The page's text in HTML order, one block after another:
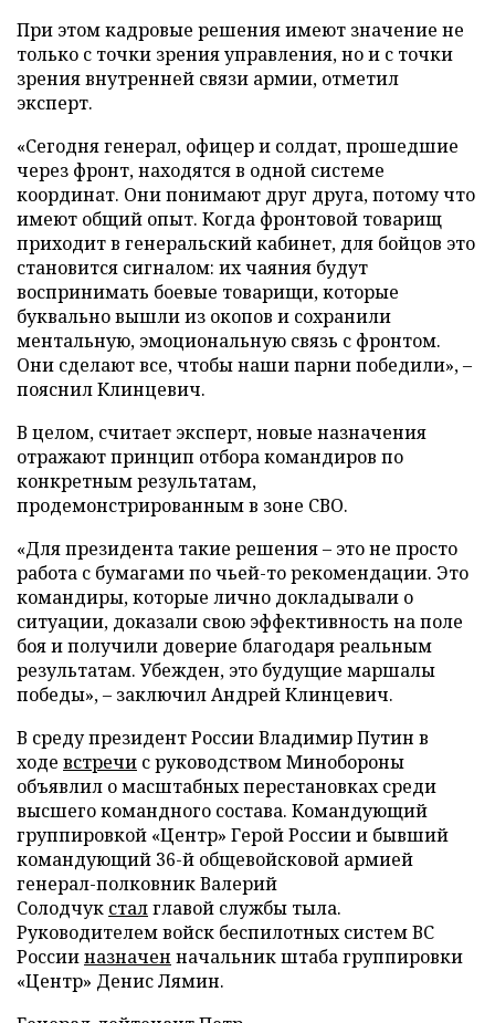
При этом кадровые решения имеют значение не
только с точки зрения управления, но и с точки
зрения внутренней связи армии, отметил
эксперт.
«Сегодня генерал, офицер и солдат, прошедшие
через фронт, находятся в одной системе
координат. Они понимают друг друга, потому что
имеют общий опыт. Когда фронтовой товарищ
приходит в генеральский кабинет, для бойцов это
становится сигналом: их чаяния будут
воспринимать боевые товарищи, которые
буквально вышли из окопов и сохранили
ментальную, эмоциональную связь с фронтом.
Они сделают все, чтобы наши парни победили», –
пояснил Клинцевич.
В целом, считает эксперт, новые назначения
отражают принцип отбора командиров по
конкретным результатам,
продемонстрированным в зоне СВО.
«Для президента такие решения – это не просто
работа с бумагами по чьей-то рекомендации. Это
командиры, которые лично докладывали о
ситуации, доказали свою эффективность на поле
боя и получили доверие благодаря реальным
результатам. Убежден, это будущие маршалы
победы», – заключил Андрей Клинцевич.
В среду президент России Владимир Путин в
ходе встречи с руководством Минобороны
объявлил о масштабных перестановках среди
высшего командного состава. Командующий
группировкой «Центр» Герой России и бывший
командующий 36-й общевойсковой армией
генерал-полковник Валерий
Солодчук сталглавой службы тыла.
Руководителем войск беспилотных систем ВС
Россииназначен начальник штаба группировки
«Центр» Денис Лямин.